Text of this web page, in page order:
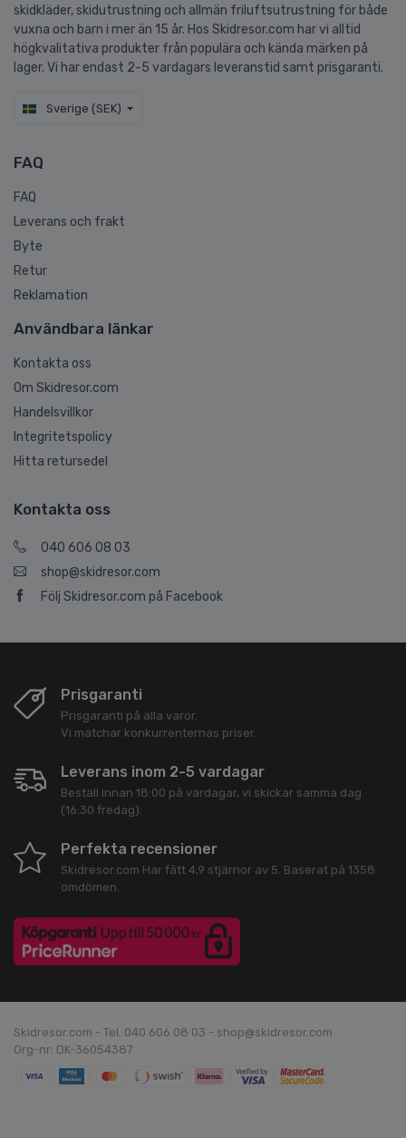
skidkläder, skidutrustning och allmän friluftsutrustning för både
vuxna och barn i mer än 15 år. Hos Skidresor.com har vi alltid
högkvalitativa produkter från populära och kända märken på
lager. Vi har endast 2-5 vardagars leveranstid samt prisgaranti.
Sverige (SEK)
FAQ
FAQ
Leverans och frakt
Byte
Retur
Reklamation
Användbara länkar
Kontakta oss
Om Skidresor.com
Handelsvillkor
Integritetspolicy
Hitta retursedel
Kontakta oss
040 606 08 03
shop@skidresor.com
Följ Skidresor.com på Facebook
Prisgaranti
Prisgaranti på alla varor.
Vi matchar konkurrenternas priser.
Leverans inom 2-5 vardagar
Beställ innan 18:00 på vardagar, vi skickar samma dag
(16:30 fredag).
Perfekta recensioner
Skidresor.com Har fått 4,9 stjärnor av 5. Baserat på 1358
omdömen.
Skidresor.com - Tel. 040 606 08 03 - shop@skidresor.com
Org-nr: DK-36054387